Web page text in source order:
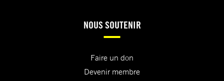
NOUS SOUTENIR
Faire un don
Devenir membre